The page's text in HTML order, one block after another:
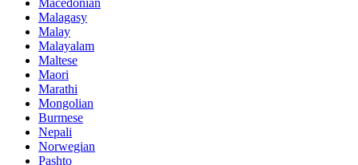
Macedonian
Malagasy
Malay
Malayalam
Maltese
Maori
Marathi
Mongolian
Burmese
Nepali
Norwegian
Pashto